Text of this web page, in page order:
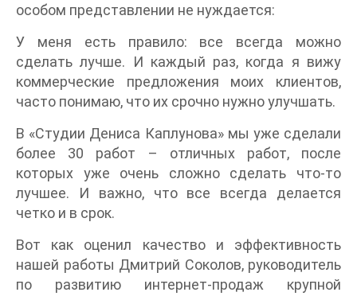
особом представлении не нуждается:
У меня есть правило: все всегда можно
сделать лучше. И каждый раз, когда я вижу
коммерческие предложения моих клиентов,
часто понимаю, что их срочно нужно улучшать.
В «Студии Дениса Каплунова» мы уже сделали
более 30 работ – отличных работ, после
которых уже очень сложно сделать что-то
лучшее. И важно, что все всегда делается
четко и в срок.
Вот как оценил качество и эффективность
нашей работы Дмитрий Соколов, руководитель
по развитию интернет-продаж крупной